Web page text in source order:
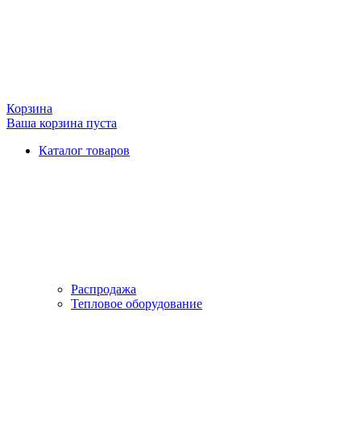
Корзина
Ваша корзина пуста
Каталог товаров
Распродажа
Тепловое оборудование